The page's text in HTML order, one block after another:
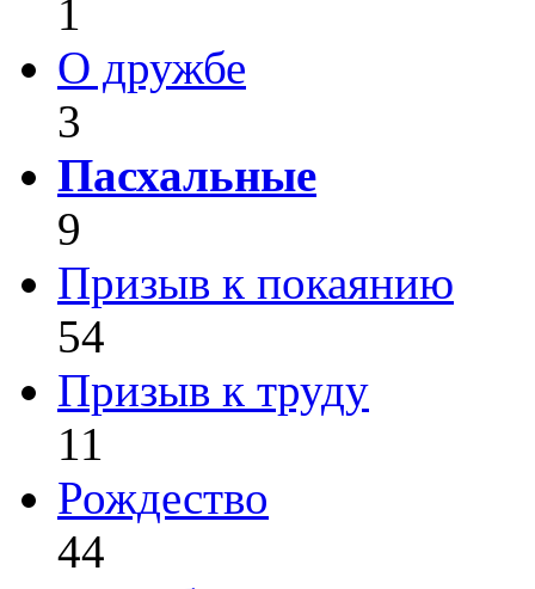
1
О дружбе
3
Пасхальные
9
Призыв к покаянию
54
Призыв к труду
11
Рождество
44